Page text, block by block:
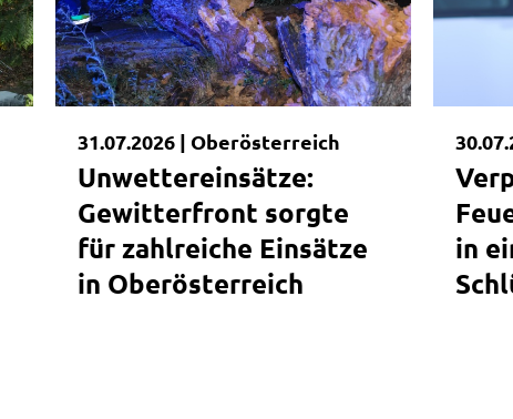
31.07.2026 | Oberösterreich
Unwettereinsätze:
Gewitterfront sorgte
für zahlreiche Einsätze
in Oberösterreich
in